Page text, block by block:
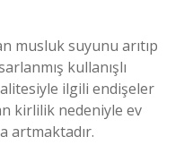
musluk suyunu arıtıp
kullanışlı
ilgili endişeler
kirlilik nedeniyle ev
artmaktadır.